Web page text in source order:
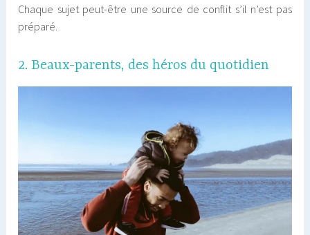
Chaque sujet peut-être une source de conflit s’il n’est pas
préparé.
2. Beaux-parents, des héros du quotidien